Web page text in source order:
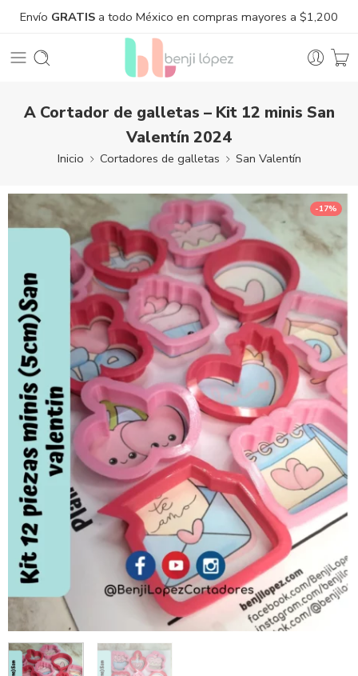
Envío GRATIS a todo México en compras mayores a $1,200
A Cortador de galletas – Kit 12 minis San
Valentín 2024
Inicio Cortadores de galletas San Valentín
-17%